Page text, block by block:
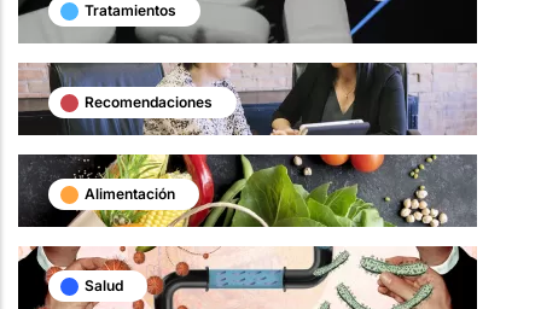
Tratamientos
Recomendaciones
Alimentación
Salud